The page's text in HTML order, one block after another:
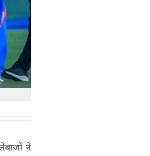
ने